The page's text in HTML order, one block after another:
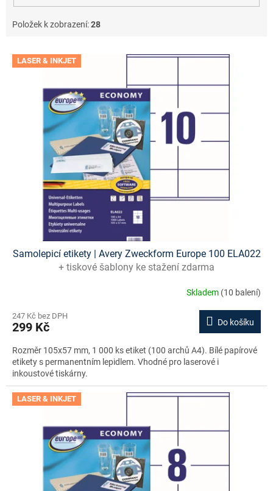
Položek k zobrazení:28
V LASER & INKJET
Samolepicí etikety | Avery Zweckform Europe 100 ELA022
+ tiskové šablony ke stažení zdarma
Skladem (10 balení)
247 Kč bez DPH
299 Kč Do košíku
Rozměr 105x57 mm, 1 000 ks etiket (100 archů A4). Bílé papírové
etikety s permanentním lepidlem. Vhodné pro laserové i
inkoustové tiskárny.
LASER & INKJET